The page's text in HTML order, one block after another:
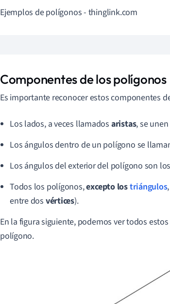
Ejemplos de polígonos - thinglink.com
Componentes de los polígonos
Es importante reconocer estos componentes
Los lados, a veces llamados aristas, se
Los ángulos dentro de un polígono se
Los ángulos del exterior del polígono son
Todos los polígonos,excepto lostriángulos
entre dos vértices).
En la figura siguiente, podemos ver todos
polígono.